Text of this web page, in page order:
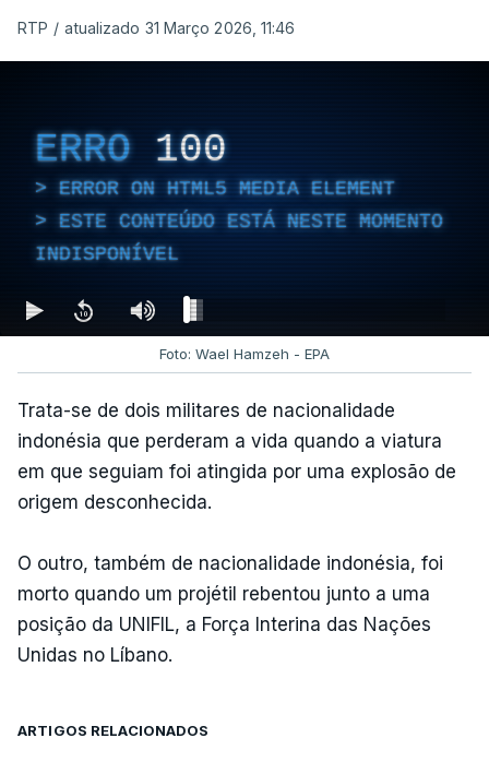
RTP / atualizado 31 Março 2026, 11:46
ERRO 100
ERROR ON HTML5 MEDIA ELEMENT
ESTE CONTEÚDO ESTÁ NESTE MOMENTO
INDISPONÍVEL
Foto: Wael Hamzeh - EPA
Trata-se de dois militares de nacionalidade
indonésia que perderam a vida quando a viatura
em que seguiam foi atingida por uma explosão de
origem desconhecida.
O outro, também de nacionalidade indonésia, foi
morto quando um projétil rebentou junto a uma
posição da UNIFIL, a Força Interina das Nações
Unidas no Líbano.
ARTIGOS RELACIONADOS